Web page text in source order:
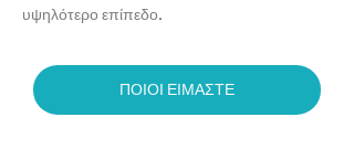
υψηλότερο επίπεδο.
ΠΟΙΟΙ ΕΙΜΑΣΤΕ